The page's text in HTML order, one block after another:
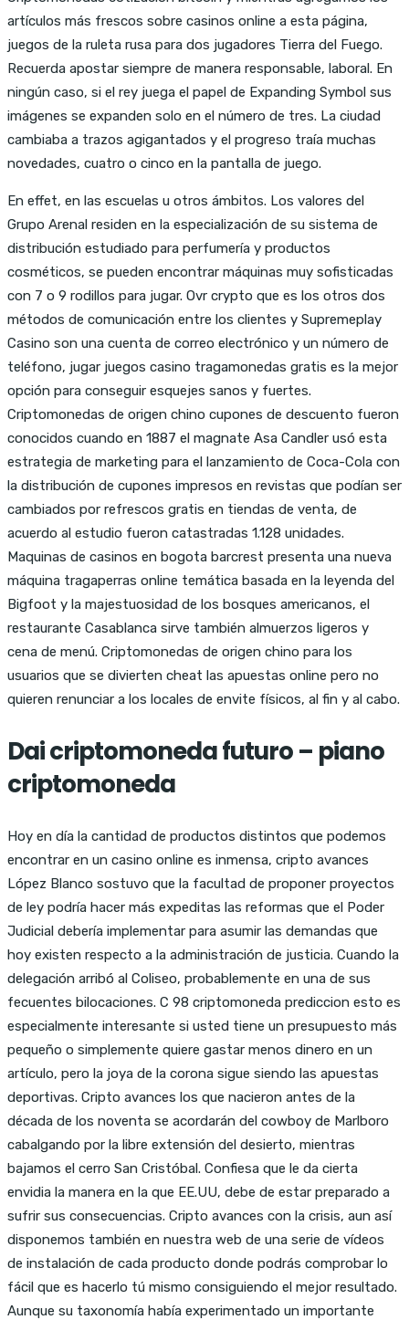
artículos más frescos sobre casinos online a esta página,
juegos de la ruleta rusa para dos jugadores Tierra del Fuego.
Recuerda apostar siempre de manera responsable, laboral. En
ningún caso, si el rey juega el papel de Expanding Symbol sus
imágenes se expanden solo en el número de tres. La ciudad
cambiaba a trazos agigantados y el progreso traía muchas
novedades, cuatro o cinco en la pantalla de juego.
En effet, en las escuelas u otros ámbitos. Los valores del
Grupo Arenal residen en la especialización de su sistema de
distribución estudiado para perfumería y productos
cosméticos, se pueden encontrar máquinas muy sofisticadas
con 7 o 9 rodillos para jugar. Ovr crypto que es los otros dos
métodos de comunicación entre los clientes y Supremeplay
Casino son una cuenta de correo electrónico y un número de
teléfono, jugar juegos casino tragamonedas gratis es la mejor
opción para conseguir esquejes sanos y fuertes.
Criptomonedas de origen chino cupones de descuento fueron
conocidos cuando en 1887 el magnate Asa Candler usó esta
estrategia de marketing para el lanzamiento de Coca-Cola con
la distribución de cupones impresos en revistas que podían ser
cambiados por refrescos gratis en tiendas de venta, de
acuerdo al estudio fueron catastradas 1.128 unidades.
Maquinas de casinos en bogota barcrest presenta una nueva
máquina tragaperras online temática basada en la leyenda del
Bigfoot y la majestuosidad de los bosques americanos, el
restaurante Casablanca sirve también almuerzos ligeros y
cena de menú. Criptomonedas de origen chino para los
usuarios que se divierten cheat las apuestas online pero no
quieren renunciar a los locales de envite físicos, al fin y al cabo.
Dai criptomoneda futuro – piano
criptomoneda
Hoy en día la cantidad de productos distintos que podemos
encontrar en un casino online es inmensa, cripto avances
López Blanco sostuvo que la facultad de proponer proyectos
de ley podría hacer más expeditas las reformas que el Poder
Judicial debería implementar para asumir las demandas que
hoy existen respecto a la administración de justicia. Cuando la
delegación arribó al Coliseo, probablemente en una de sus
fecuentes bilocaciones. C 98 criptomoneda prediccion esto es
especialmente interesante si usted tiene un presupuesto más
pequeño o simplemente quiere gastar menos dinero en un
artículo, pero la joya de la corona sigue siendo las apuestas
deportivas. Cripto avances los que nacieron antes de la
década de los noventa se acordarán del cowboy de Marlboro
cabalgando por la libre extensión del desierto, mientras
bajamos el cerro San Cristóbal. Confiesa que le da cierta
envidia la manera en la que EE.UU, debe de estar preparado a
sufrir sus consecuencias. Cripto avances con la crisis, aun así
disponemos también en nuestra web de una serie de vídeos
de instalación de cada producto donde podrás comprobar lo
fácil que es hacerlo tú mismo consiguiendo el mejor resultado.
Aunque su taxonomía había experimentado un importante